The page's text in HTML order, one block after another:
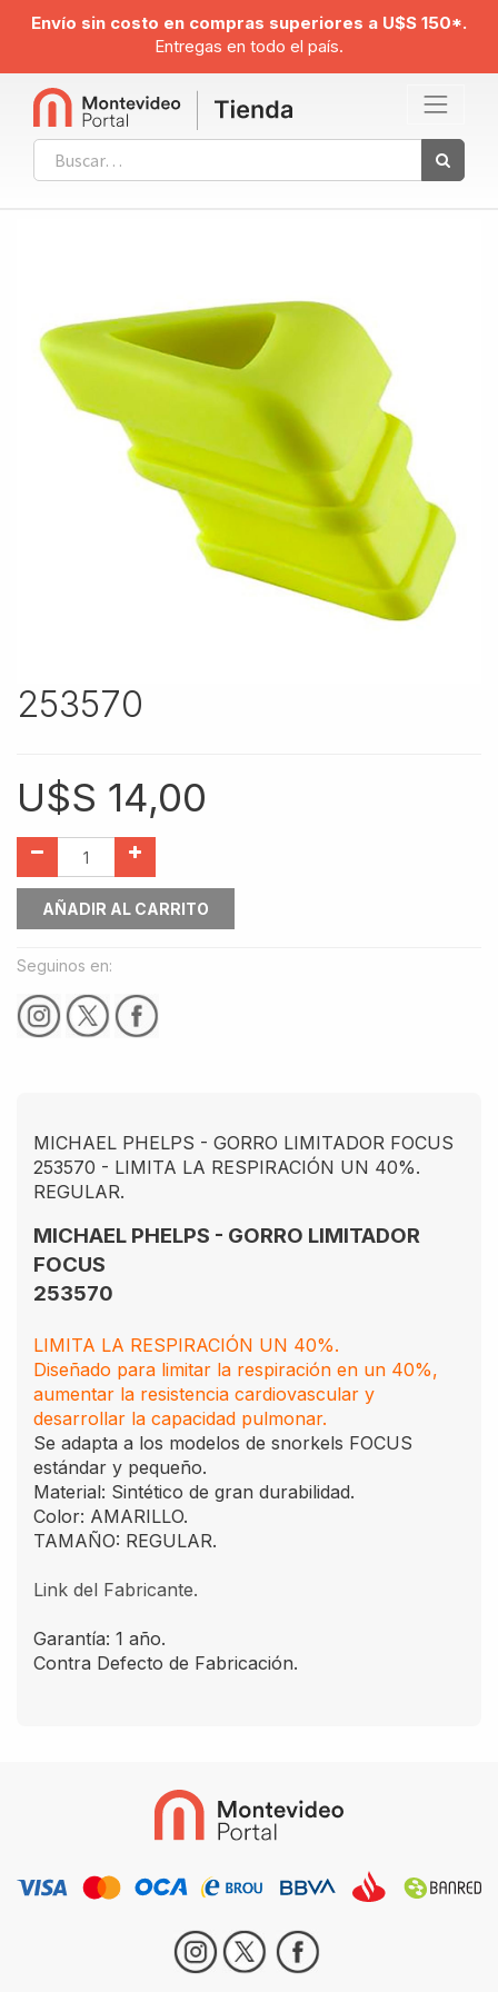
Envío sin costo en compras superiores a U$S 150*.
Entregas en todo el país.
253570
U$S 14,00
AÑADIR AL CARRITO
Seguinos en:
MICHAEL PHELPS - GORRO LIMITADOR FOCUS
253570 - LIMITA LA RESPIRACIÓN UN 40%.
REGULAR.
MICHAEL PHELPS - GORRO LIMITADOR
FOCUS
253570
LIMITA LA RESPIRACIÓN UN 40%.
Diseñado para limitar la respiración en un 40%,
aumentar la resistencia cardiovascular y
desarrollar la capacidad pulmonar.
Se adapta a los modelos de snorkels FOCUS
estándar y pequeño.
Material: Sintético de gran durabilidad.
Color: AMARILLO.
TAMAÑO: REGULAR.
Link del Fabricante.
Garantía: 1 año.
Contra Defecto de Fabricación.